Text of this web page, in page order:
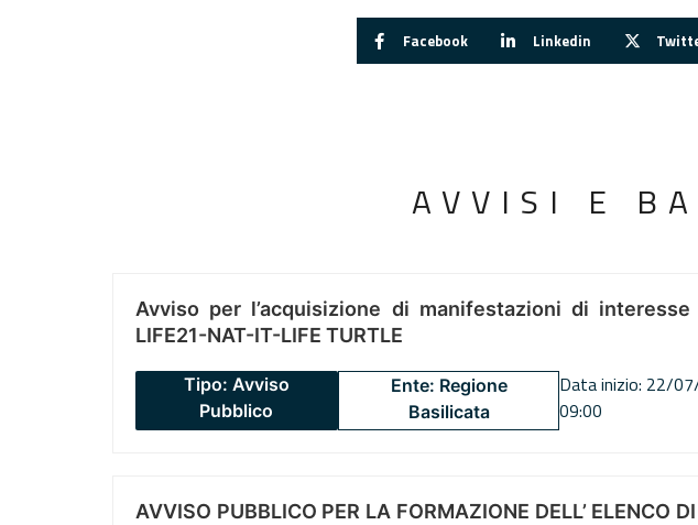
Facebook Linkedin
AVVISI E
Avviso per l’acquisizione di manifestazioni di
LIFE21-NAT-IT-LIFE TURTLE
Tipo: Avviso
Pubblico
Ente: Regione
Basilicata
Data inizio: 22/
09:00
AVVISO PUBBLICO PER LA FORMAZIONE DELL’ ELENCO